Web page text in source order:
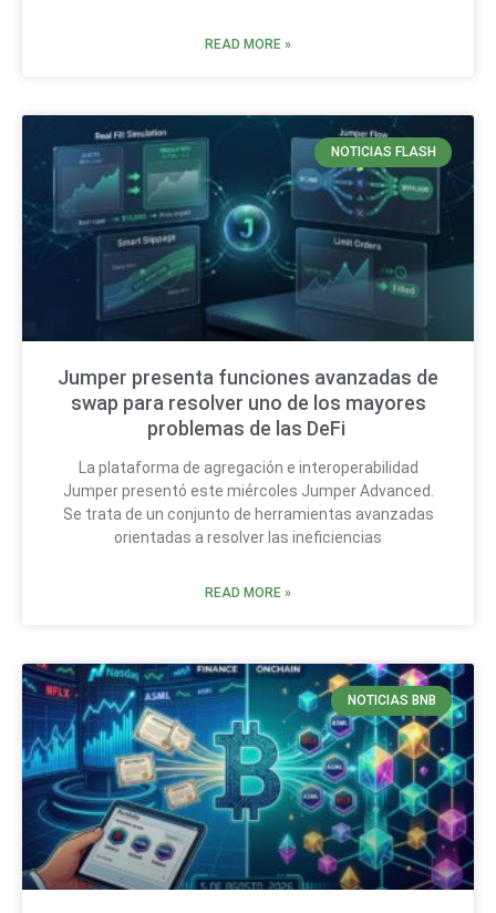
READ MORE »
NOTICIAS FLASH
Jumper presenta funciones avanzadas de
swap para resolver uno de los mayores
problemas de las DeFi
La plataforma de agregación e interoperabilidad
Jumper presentó este miércoles Jumper Advanced.
Se trata de un conjunto de herramientas avanzadas
orientadas a resolver las ineficiencias
READ MORE »
NOTICIAS BNB